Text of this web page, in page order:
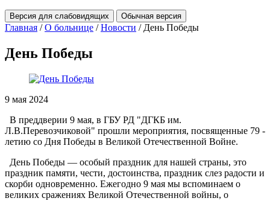
Версия для слабовидящих Обычная версия
Главная /О больнице /Новости / День Победы
День Победы
9 мая 2024
В преддверии 9 мая, в ГБУ РД "ДГКБ им.
Л.В.Перевозчиковой" прошли мероприятия, посвященные 79 -
летию со Дня Победы в Великой Отечественной Войне.
День Победы — особый праздник для нашей страны, это
праздник памяти, чести, достоинства, праздник слез радости и
скорби одновременно. Ежегодно 9 мая мы вспоминаем о
великих сражениях Великой Отечественной войны, о